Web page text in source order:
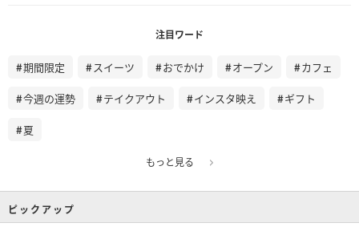
注目ワード
期間限定 スイーツ おでかけ オープン カフェ
今週の運勢 テイクアウト インスタ映え ギフト
夏
もっと見る
ピックアップ